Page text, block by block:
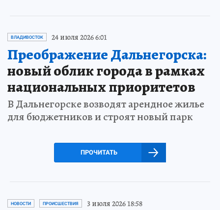
ВЛАДИВОСТОК 24 июля 2026 6:01
Преображение Дальнегорска:
новый облик города в рамках
национальных приоритетов
В Дальнегорске возводят арендное жилье
для бюджетников и строят новый парк
ПРОЧИТАТЬ
НОВОСТИ ПРОИСШЕСТВИЯ 3 июля 2026 18:58